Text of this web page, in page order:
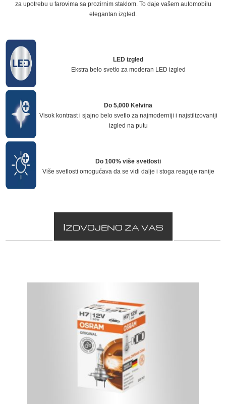
za upotrebu u farovima sa prozirnim staklom. To daje vašem automobilu
elegantan izgled.
LED izgled
Ekstra belo svetlo za moderan LED izgled
Do 5,000 Kelvina
Visok kontrast i sjajno belo svetlo za najmoderniji i najstilizovaniji
izgled na putu
Do 100% više svetlosti
Više svetlosti omogućava da se vidi dalje i stoga reaguje ranije
IZDVOJENO ZA VAS